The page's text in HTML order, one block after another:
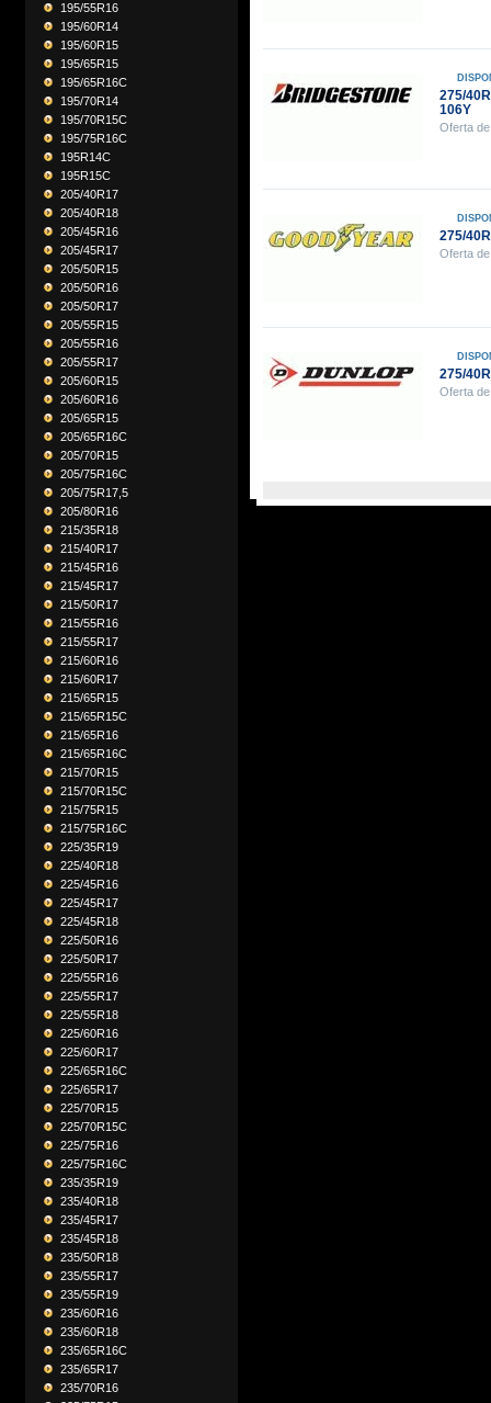
195/55R16
195/60R14
195/60R15
195/65R15
195/65R16C
195/70R14
195/70R15C
195/75R16C
195R14C
195R15C
205/40R17
205/40R18
205/45R16
205/45R17
205/50R15
205/50R16
205/50R17
205/55R15
205/55R16
205/55R17
205/60R15
205/60R16
205/65R15
205/65R16C
205/70R15
205/75R16C
205/75R17,5
205/80R16
215/35R18
215/40R17
215/45R16
215/45R17
215/50R17
215/55R16
215/55R17
215/60R16
215/60R17
215/65R15
215/65R15C
215/65R16
215/65R16C
215/70R15
215/70R15C
215/75R15
215/75R16C
225/35R19
225/40R18
225/45R16
225/45R17
225/45R18
225/50R16
225/50R17
225/55R16
225/55R17
225/55R18
225/60R16
225/60R17
225/65R16C
225/65R17
225/70R15
225/70R15C
225/75R16
225/75R16C
235/35R19
235/40R18
235/45R17
235/45R18
235/50R18
235/55R17
235/55R19
235/60R16
235/60R18
235/65R16C
235/65R17
235/70R16
275/
106Y
Oferta
275/
Oferta
275/
Oferta